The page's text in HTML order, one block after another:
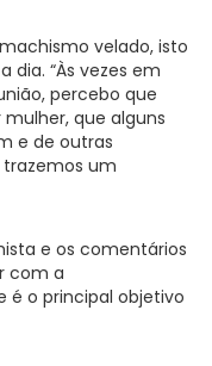
velado, isto
dia. “Às vezes em
percebo que
que alguns
e de outras
um
e os comentários
com a
é o principal objetivo